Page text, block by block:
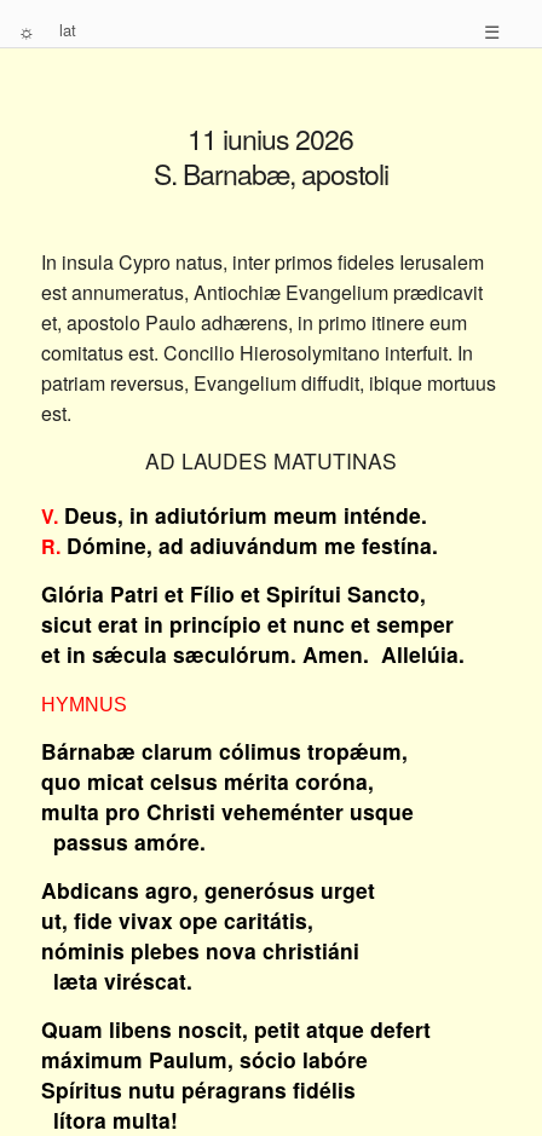
☼ lat ☰
11 iunius 2026
S. Barnabæ, apostoli
In insula Cypro natus, inter primos fideles Ierusalem
est annumeratus, Antiochiæ Evangelium prædicavit
et, apostolo Paulo adhærens, in primo itinere eum
comitatus est. Concilio Hierosolymitano interfuit. In
patriam reversus, Evangelium diffudit, ibique mortuus
est.
AD LAUDES MATUTINAS
V.Deus, in adiutórium meum inténde.
R.Dómine, ad adiuvándum me festína.
Glória Patri et Fílio et Spirítui Sancto,
sicut erat in princípio et nunc et semper
et in sǽcula sæculórum. Amen. Allelúia.
HYMNUS
Bárnabæ clarum cólimus tropǽum,
quo micat celsus mérita coróna,
multa pro Christi veheménter usque
passus amóre.
Abdicans agro, generósus urget
ut, fide vivax ope caritátis,
nóminis plebes nova christiáni
læta viréscat.
Quam libens noscit, petit atque defert
máximum Paulum, sócio labóre
Spíritus nutu péragrans fidélis
lítora multa!